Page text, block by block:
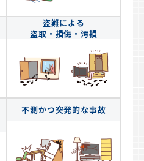
盗難による
盗取・損傷・汚損
不測かつ突発的な事故